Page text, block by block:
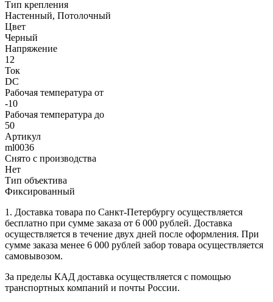
Тип крепления
Настенный, Потолочный
Цвет
Черный
Напряжение
12
Ток
DC
Рабочая температура от
-10
Рабочая температура до
50
Артикул
ml0036
Снято с производства
Нет
Тип объектива
Фиксированный
1. Доставка товара по Санкт-Петербургу осуществляется
бесплатно при сумме заказа от 6 000 рублей. Доставка
осуществляется в течение двух дней после оформления. При
сумме заказа менее 6 000 рублей забор товара осуществляется
самовывозом.
За пределы КАД доставка осуществляется с помощью
транспортных компаний и почты России.